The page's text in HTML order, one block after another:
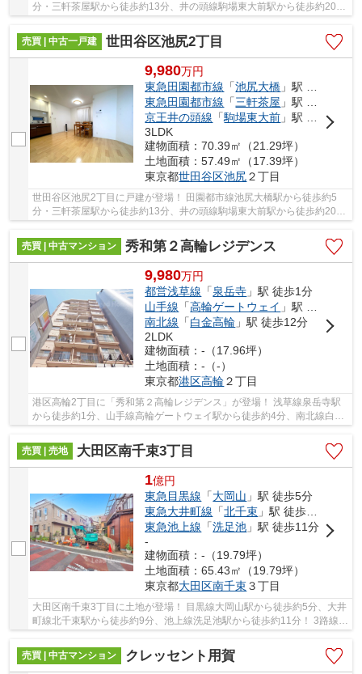
分・三軒茶屋駅から徒歩約13分、井の頭線駒場東大前駅から徒歩約20
売買 | 中古一戸建
世田谷区池尻2丁目
9,980万円
東急田園都市線 「池尻大橋 」駅 徒歩5分
東急田園都市線 「三軒茶屋 」駅 徒歩13分
京王井の頭線 「駒場東大前 」駅 徒歩20分
3LDK
建物面積：70.39㎡（21.29坪）
土地面積：57.49㎡（17.39坪）
東京都世田谷区池尻２丁目
世田谷区池尻2丁目に戸建が登場！ 田園都市線池尻大橋駅から徒歩約5
分・三軒茶屋駅から徒歩約13分、井の頭線駒場東大前駅から徒歩約20
売買 | 中古マンション
秀和第２高輪レジデンス
9,980万円
都営浅草線 「泉岳寺 」駅 徒歩1分
山手線 「高輪ゲートウェイ 」駅 徒歩4分
南北線 「白金高輪 」駅 徒歩12分
2LDK
建物面積：-（17.96坪）
土地面積：-（-）
東京都港区高輪 ２丁目
港区高輪2丁目に「秀和第２高輪レジデンス」が登場！ 浅草線泉岳寺駅
から徒歩約1分、山手線高輪ゲートウェイ駅から徒歩約4分、南北線白金
売買 | 売地
大田区南千束3丁目
1億円
東急目黒線 「大岡山 」駅 徒歩5分
東急大井町線 「北千束 」駅 徒歩9分
東急池上線 「洗足池 」駅 徒歩11分
-
建物面積：-（19.79坪）
土地面積：65.43㎡（19.79坪）
東京都大田区南千束３丁目
大田区南千束3丁目に土地が登場！ 目黒線大岡山駅から徒歩約5分、大井
町線北千束駅から徒歩約9分、池上線洗足池駅から徒歩約11分！ 3路線3
駅利用可能な大変便利な立地に位置した物件で...
売買 | 中古マンション
クレッセント用賀